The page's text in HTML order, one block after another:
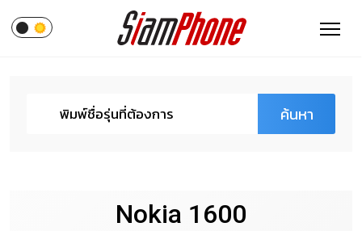
ค้นหา
Nokia 1600